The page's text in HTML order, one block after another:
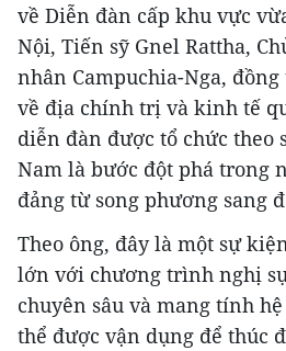
về Diễn đàn cấp khu vực
Nội, Tiến sỹ Gnel Rattha,
nhân Campuchia-Nga,
về địa chính trị và kinh tế
diễn đàn được tổ chức theo
Nam là bước đột phá trong
đảng từ song phương sang
Theo ông, đây là một sự
lớn với chương trình nghị
chuyên sâu và mang tính
thể được vận dụng để thúc